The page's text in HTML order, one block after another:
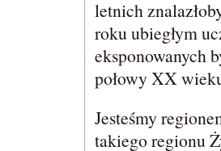
letnich
roku ubiegłym
eksponowanych
połowy XX
Jesteśmy
takiego regionu